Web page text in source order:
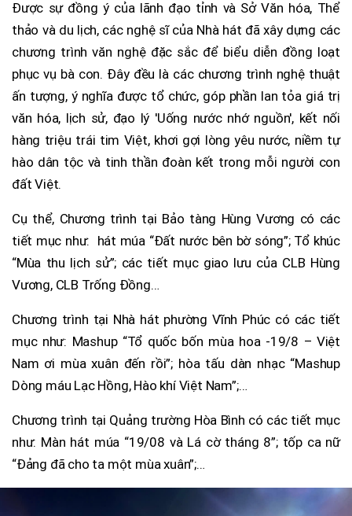
Được sự đồng ý của lãnh đạo tỉnh và Sở Văn hóa, Thể
thảo và du lịch, các nghệ sĩ của Nhà hát đã xây dựng các
chương trình văn nghệ đặc sắc để biểu diễn đồng loạt
phục vụ bà con. Đây đều là các chương trình nghệ thuật
ấn tượng, ý nghĩa được tổ chức, góp phần lan tỏa giá trị
văn hóa, lịch sử, đạo lý 'Uống nước nhớ nguồn', kết nối
hàng triệu trái tim Việt, khơi gợi lòng yêu nước, niềm tự
hào dân tộc và tinh thần đoàn kết trong mỗi người con
đất Việt.
Cụ thể, Chương trình tại Bảo tàng Hùng Vương có các
tiết mục như: hát múa “Đất nước bên bờ sóng”; Tổ khúc
“Mùa thu lịch sử”; các tiết mục giao lưu của CLB Hùng
Vương, CLB Trống Đồng…
Chương trình tại Nhà hát phường Vĩnh Phúc có các tiết
mục như: Mashup “Tổ quốc bốn mùa hoa -19/8 – Việt
Nam ơi mùa xuân đến rồi”; hòa tấu dàn nhạc “Mashup
Dòng máu Lạc Hồng, Hào khí Việt Nam”;…
Chương trình tại Quảng trường Hòa Bình có các tiết mục
như: Màn hát múa “19/08 và Lá cờ tháng 8”; tốp ca nữ
“Đảng đã cho ta một mùa xuân”;…